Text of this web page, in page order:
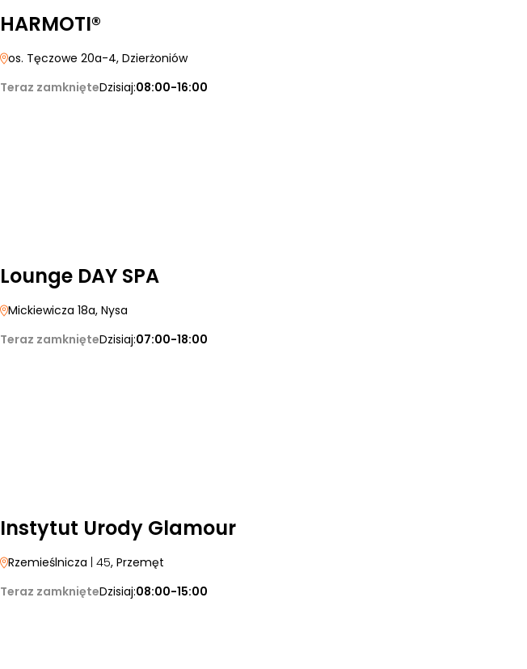
HARMOTI®
os. Tęczowe 20a-4, Dzierżoniów
Teraz zamknięteDzisiaj:08:00-16:00
Lounge DAY SPA
Mickiewicza 18a, Nysa
Teraz zamknięteDzisiaj:07:00-18:00
Instytut Urody Glamour
Rzemieślnicza | 45, Przemęt
Teraz zamknięteDzisiaj:08:00-15:00